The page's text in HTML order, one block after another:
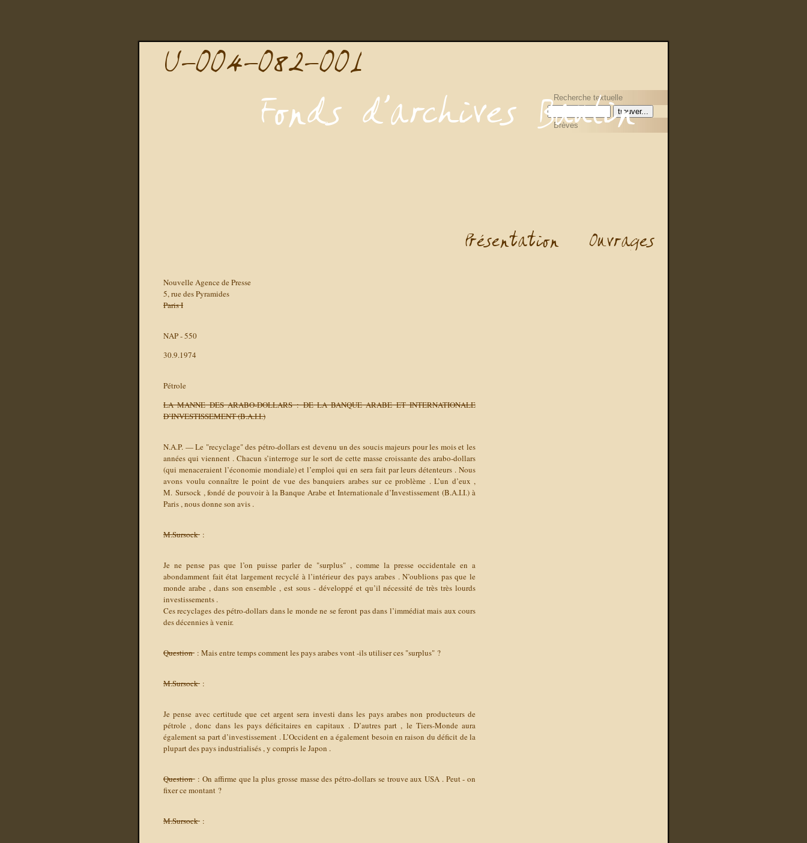
Recherche textuelle
Brèves
Nouvelle Agence de Presse
5, rue des Pyramides
Paris I
NAP - 550
30.9.1974
Pétrole
LA MANNE DES ARABO-DOLLARS : DE LA BANQUE ARABE ET INTERNATIONALE
D’INVESTISSEMENT (B.A.I.I.)
N.A.P. — Le "recyclage" des pétro-dollars est devenu un des soucis majeurs pour les mois et les
années qui viennent . Chacun s’interroge sur le sort de cette masse croissante des arabo-dollars
(qui menaceraient l’économie mondiale) et l’emploi qui en sera fait par leurs détenteurs . Nous
avons voulu connaître le point de vue des banquiers arabes sur ce problème . L’un d’eux ,
M. Sursock , fondé de pouvoir à la Banque Arabe et Internationale d’Investissement (B.A.I.I.) à
Paris , nous donne son avis .
M.Sursock :
Je ne pense pas que l’on puisse parler de "surplus" , comme la presse occidentale en a
abondamment fait état largement recyclé à l’intérieur des pays arabes . N’oublions pas que le
monde arabe , dans son ensemble , est sous - développé et qu’il nécessité de très très lourds
investissements .
Ces recyclages des pétro-dollars dans le monde ne se feront pas dans l’immédiat mais aux cours
des décennies à venir.
Question : Mais entre temps comment les pays arabes vont -ils utiliser ces "surplus" ?
M.Sursock :
Je pense avec certitude que cet argent sera investi dans les pays arabes non producteurs de
pétrole , donc dans les pays déficitaires en capitaux . D’autres part , le Tiers-Monde aura
également sa part d’investissement . L’Occident en a également besoin en raison du déficit de la
plupart des pays industrialisés , y compris le Japon .
Question: On affirme que la plus grosse masse des pétro-dollars se trouve aux USA . Peut - on
fixer ce montant ?
M.Sursock :